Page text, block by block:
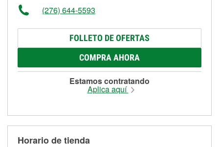
(276) 644-5593
FOLLETO DE OFERTAS
COMPRA AHORA
Estamos contratando
Aplica aquí
Horario de tienda